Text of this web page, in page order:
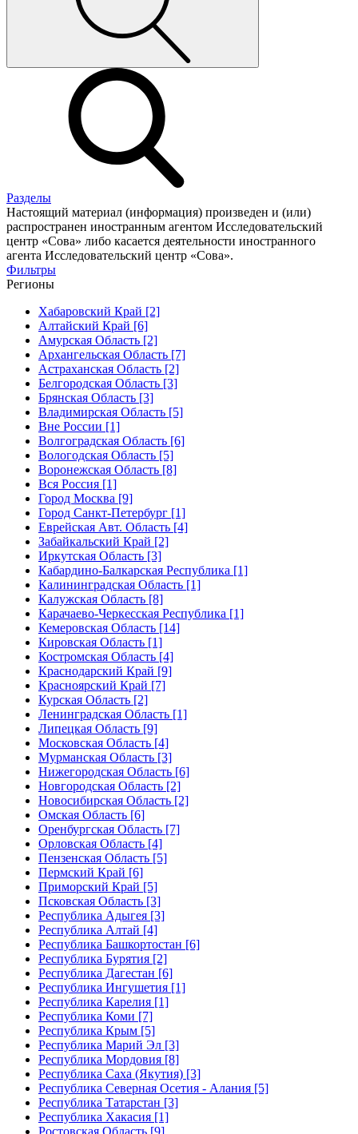
Разделы
Настоящий материал (информация) произведен и (или)
распространен иностранным агентом Исследовательский
центр «Сова» либо касается деятельности иностранного
агента Исследовательский центр «Сова».
Фильтры
Регионы
Хабаровский Край [2]
Алтайский Край [6]
Амурская Область [2]
Архангельская Область [7]
Астраханская Область [2]
Белгородская Область [3]
Брянская Область [3]
Владимирская Область [5]
Вне России [1]
Волгоградская Область [6]
Вологодская Область [5]
Воронежская Область [8]
Вся Россия [1]
Город Москва [9]
Город Санкт-Петербург [1]
Еврейская Авт. Область [4]
Забайкальский Край [2]
Иркутская Область [3]
Кабардино-Балкарская Республика [1]
Калининградская Область [1]
Калужская Область [8]
Карачаево-Черкесская Республика [1]
Кемеровская Область [14]
Кировская Область [1]
Костромская Область [4]
Краснодарский Край [9]
Красноярский Край [7]
Курская Область [2]
Ленинградская Область [1]
Липецкая Область [9]
Московская Область [4]
Мурманская Область [3]
Нижегородская Область [6]
Новгородская Область [2]
Новосибирская Область [2]
Омская Область [6]
Оренбургская Область [7]
Орловская Область [4]
Пензенская Область [5]
Пермский Край [6]
Приморский Край [5]
Псковская Область [3]
Республика Адыгея [3]
Республика Алтай [4]
Республика Башкортостан [6]
Республика Бурятия [2]
Республика Дагестан [6]
Республика Ингушетия [1]
Республика Карелия [1]
Республика Коми [7]
Республика Крым [5]
Республика Марий Эл [3]
Республика Мордовия [8]
Республика Саха (Якутия) [3]
Республика Северная Осетия - Алания [5]
Республика Татарстан [3]
Республика Хакасия [1]
Ростовская Область [9]